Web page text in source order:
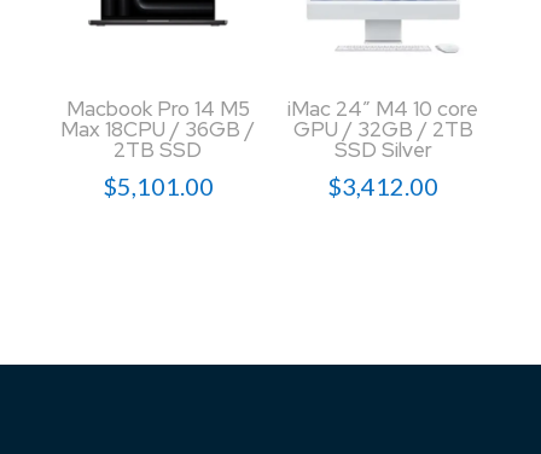
Macbook Pro 14 M5
Max 18CPU / 36GB /
2TB SSD
$5,101.00
iMac 24″ M4 10 core
GPU / 32GB / 2TB
SSD Silver
$3,412.00